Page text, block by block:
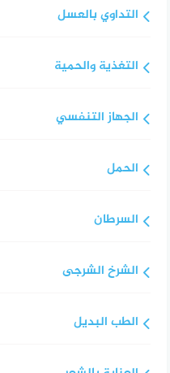
التداوي بالعسل
التغذية والحمية
الجهاز التنفسي
الحمل
السرطان
الشرخ الشرجى
الطب البديل